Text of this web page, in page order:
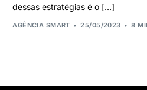
dessas estratégias é o […]
AGÊNCIA SMART 25/05/2023 8